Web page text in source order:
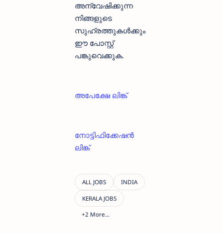
അന്വേഷിക്കുന്ന
നിങ്ങളുടെ
സുഹ്രത്തുകള്‍ക്കും
ഈ പോസ്റ്റ്
പങ്കുവെക്കുക.
അപേക്ഷേ ലിങ്ക്
നോട്ടിഫിക്കേഷൻ
ലിങ്ക്